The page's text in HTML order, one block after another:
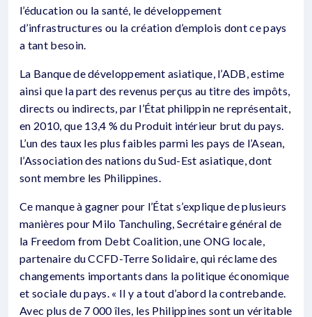
l’éducation ou la santé, le développement
d’infrastructures ou la création d’emplois dont ce pays
a tant besoin.
La Banque de développement asiatique, l’ADB, estime
ainsi que la part des revenus perçus au titre des impôts,
directs ou indirects, par l’État philippin ne représentait,
en 2010, que 13,4 % du Produit intérieur brut du pays.
L’un des taux les plus faibles parmi les pays de l’Asean,
l’Association des nations du Sud-Est asiatique, dont
sont membre les Philippines.
Ce manque à gagner pour l’État s’explique de plusieurs
manières pour Milo Tanchuling, Secrétaire général de
la Freedom from Debt Coalition, une ONG locale,
partenaire du CCFD-Terre Solidaire, qui réclame des
changements importants dans la politique économique
et sociale du pays. « Il y a tout d’abord la contrebande.
Avec plus de 7 000 îles, les Philippines sont un véritable